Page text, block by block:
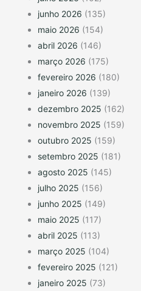
junho 2026 (135)
maio 2026 (154)
abril 2026 (146)
março 2026 (175)
fevereiro 2026 (180)
janeiro 2026 (139)
dezembro 2025 (162)
novembro 2025 (159)
outubro 2025 (159)
setembro 2025 (181)
agosto 2025 (145)
julho 2025 (156)
junho 2025 (149)
maio 2025 (117)
abril 2025 (113)
março 2025 (104)
fevereiro 2025 (121)
janeiro 2025 (73)